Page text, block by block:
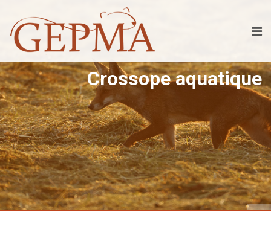
Crossope aquatique